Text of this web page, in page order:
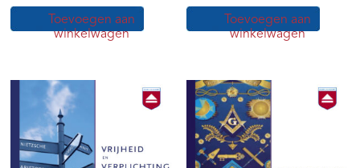
Toevoegen aan
winkelwagen
Toevoegen aan
winkelwagen